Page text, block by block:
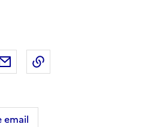
X (anciennement Twitter)
sur LinkedIn
Partager par email
email